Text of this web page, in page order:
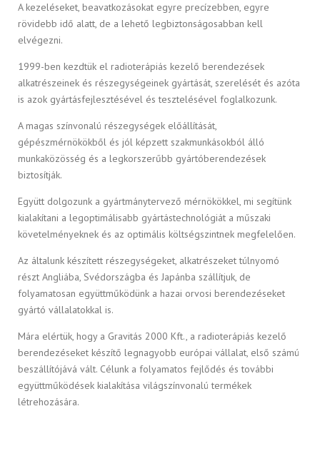
A kezeléseket, beavatkozásokat egyre precízebben, egyre
rövidebb idő alatt, de a lehető legbiztonságosabban kell
elvégezni.
1999-ben kezdtük el radioterápiás kezelő berendezések
alkatrészeinek és részegységeinek gyártását, szerelését és azóta
is azok gyártásfejlesztésével és tesztelésével foglalkozunk.
A magas színvonalú részegységek előállítását,
gépészmérnökökből és jól képzett szakmunkásokból álló
munkaközösség és a legkorszerűbb gyártóberendezések
biztosítják.
Együtt dolgozunk a gyártmánytervező mérnökökkel, mi segítünk
kialakítani a legoptimálisabb gyártástechnológiát a műszaki
követelményeknek és az optimális költségszintnek megfelelően.
Az általunk készített részegységeket, alkatrészeket túlnyomó
részt Angliába, Svédországba és Japánba szállítjuk, de
folyamatosan együttműködünk a hazai orvosi berendezéseket
gyártó vállalatokkal is.
Mára elértük, hogy a Gravitás 2000 Kft., a radioterápiás kezelő
berendezéseket készítő legnagyobb európai vállalat, első számú
beszállítójává vált. Célunk a folyamatos fejlődés és további
együttműködések kialakítása világszínvonalú termékek
létrehozására.